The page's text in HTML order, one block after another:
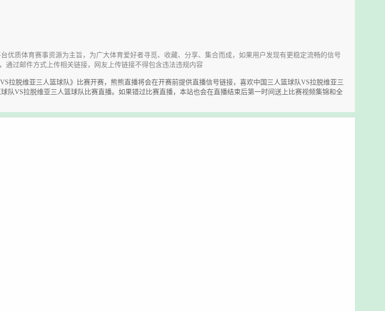
优质体育赛事资源为主旨，为广大体育爱好者寻觅、收藏、分享、集合而成，如果用户发现有更稳定流畅的信号
过邮件方式上传相关链接，网友上传链接不得包含违法违规内容
拉脱维亚三人篮球队》比赛开赛，熊熊直播将会在开赛前提供直播信号链接，喜欢中国三人篮球队VS拉脱维亚三
队VS拉脱维亚三人篮球队比赛直播。如果错过比赛直播，本站也会在直播结束后第一时间送上比赛视频集锦和全